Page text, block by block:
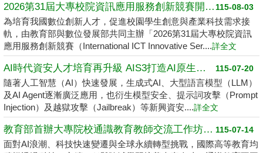
115-08-03
2026第31屆大專校院資訊應用服務創新競賽開跑了 請高中職以上學生踴躍報名
為培育我國數位創新人才，促進校園學生創意與產業科技需求接
軌，由教育部與數位發展部共同主辦「2026第31屆大專校院資訊
應用服務創新競賽（International ICT Innovative Ser....詳全文
115-07-20
AI時代資安人才培育再升級 AIS3打造AI原生資安學習環境
隨著人工智慧（AI）快速發展，生成式AI、大型語言模型（LLM）
及AI Agent逐漸廣泛應用，也衍生模型安全、提示詞攻擊（Prompt
Injection）及越獄攻擊（Jailbreak）等新興資安....詳全文
115-07-14
教育部首辦大專院校通識教育教師交流工作坊 邁向2050共創未來永續大學
面對AI浪潮、科技快速變遷與全球永續轉型挑戰，國際高等教育均